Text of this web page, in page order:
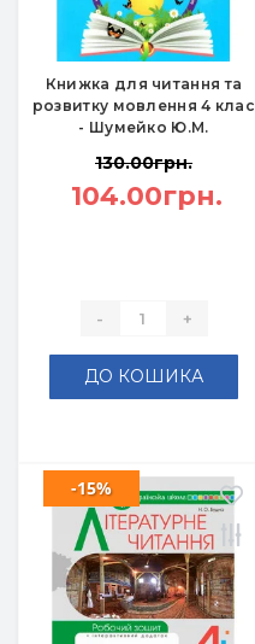
Книжка для читання та
розвитку мовлення 4 клас
- Шумейко Ю.М.
130.00грн.
104.00грн.
- +
ДО КОШИКА
-15%